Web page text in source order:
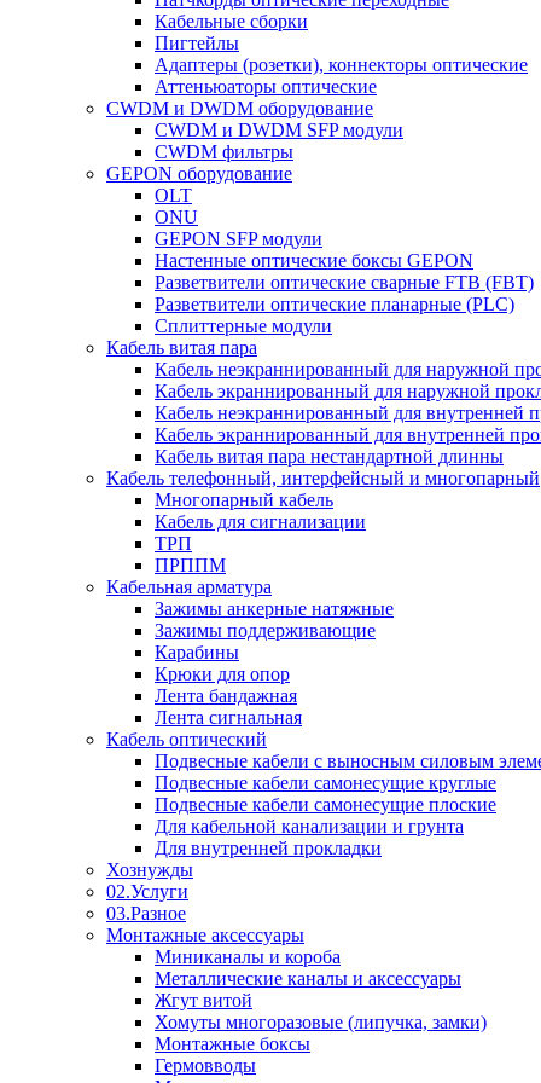
Кабельные сборки
Пигтейлы
Адаптеры (розетки), коннекторы оптические
Аттеньюаторы оптические
CWDM и DWDM оборудование
CWDM и DWDM SFP модули
CWDM фильтры
GEPON оборудование
OLT
ONU
GEPON SFP модули
Настенные оптические боксы GEPON
Разветвители оптические сварные FTB (FBT)
Разветвители оптические планарные (PLC)
Сплиттерные модули
Кабель витая пара
Кабель неэкраннированный для наружной
Кабель экраннированный для наружной
Кабель неэкраннированный для внутренней
Кабель экраннированный для внутренней
Кабель витая пара нестандартной длинны
Кабель телефонный, интерфейсный и многопарный
Многопарный кабель
Кабель для сигнализации
ТРП
ПРППМ
Кабельная арматура
Зажимы анкерные натяжные
Зажимы поддерживающие
Карабины
Крюки для опор
Лента бандажная
Лента сигнальная
Кабель оптический
Подвесные кабели с выносным силовым
Подвесные кабели самонесущие круглые
Подвесные кабели самонесущие плоские
Для кабельной канализации и грунта
Для внутренней прокладки
Хознужды
02.Услуги
03.Разное
Монтажные аксессуары
Миниканалы и короба
Металлические каналы и аксессуары
Жгут витой
Хомуты многоразовые (липучка, замки)
Монтажные боксы
Гермовводы